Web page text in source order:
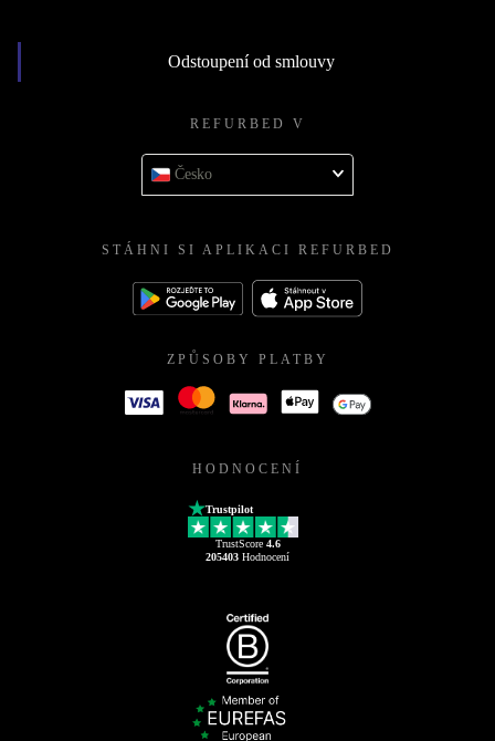
Odstoupení od smlouvy
REFURBED V
Česko
STÁHNI SI APLIKACI REFURBED
ZPŮSOBY PLATBY
HODNOCENÍ
Trustpilot
TrustScore 4.6
205403 Hodnocení